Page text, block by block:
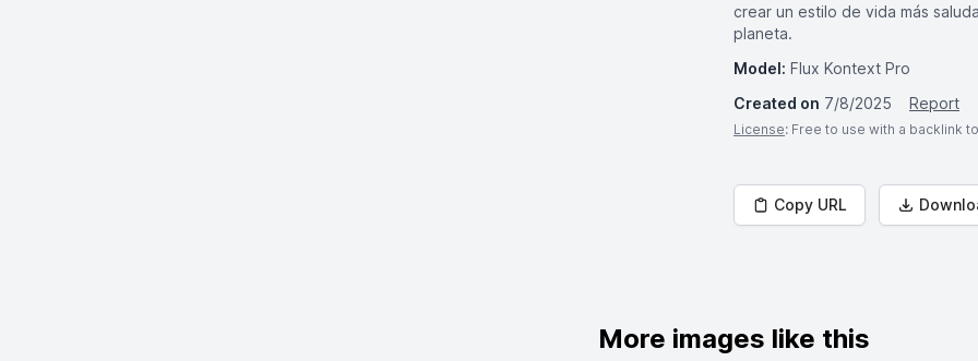
crear un estilo de vida más
planeta.
Model: Flux Kontext Pro
Created on 7/8/2025 Report
License: Free to use with a backlink
Copy URL
More images like this